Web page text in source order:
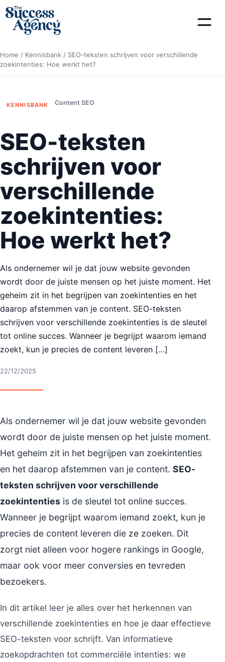
Home / Kennisbank / SEO-teksten schrijven voor verschillende
zoekintenties: Hoe werkt het?
KENNISBANK Content SEO
SEO-teksten
schrijven voor
verschillende
zoekintenties:
Hoe werkt het?
Als ondernemer wil je dat jouw website gevonden
wordt door de juiste mensen op het juiste moment. Het
geheim zit in het begrijpen van zoekintenties en het
daarop afstemmen van je content. SEO-teksten
schrijven voor verschillende zoekintenties is de sleutel
tot online succes. Wanneer je begrijpt waarom iemand
zoekt, kun je precies de content leveren […]
22/12/2025
Als ondernemer wil je dat jouw website gevonden
wordt door de juiste mensen op het juiste moment.
Het geheim zit in het begrijpen van zoekintenties
en het daarop afstemmen van je content. SEO-
teksten schrijven voor verschillende
zoekintenties is de sleutel tot online succes.
Wanneer je begrijpt waarom iemand zoekt, kun je
precies de content leveren die ze zoeken. Dit
zorgt niet alleen voor hogere rankings in Google,
maar ook voor meer conversies en tevreden
bezoekers.
In dit artikel leer je alles over het herkennen van
verschillende zoekintenties en hoe je daar effectieve
SEO-teksten voor schrijft. Van informatieve
zoekopdrachten tot commerciële intenties: we